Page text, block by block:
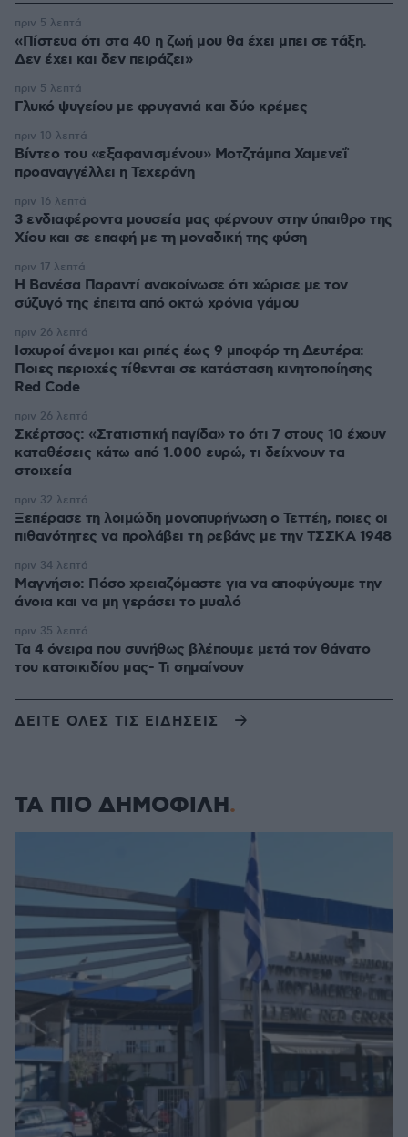
«Πίστευα ότι στα 40 η ζωή μου θα έχει μπει σε τάξη.
Δεν έχει και δεν πειράζει»
πριν 5 λεπτά
Γλυκό ψυγείου με φρυγανιά και δύο κρέμες
πριν 5 λεπτά
Βίντεο του «εξαφανισμένου» Μοτζτάμπα Χαμενεΐ
προαναγγέλλει η Τεχεράνη
πριν 10 λεπτά
3 ενδιαφέροντα μουσεία μας φέρνουν στην ύπαιθρο της
Χίου και σε επαφή με τη μοναδική της φύση
πριν 16 λεπτά
Η Βανέσα Παραντί ανακοίνωσε ότι χώρισε με τον
σύζυγό της έπειτα από οκτώ χρόνια γάμου
πριν 17 λεπτά
Ισχυροί άνεμοι και ριπές έως 9 μποφόρ τη Δευτέρα:
Ποιες περιοχές τίθενται σε κατάσταση κινητοποίησης
Red Code
πριν 26 λεπτά
Σκέρτσος: «Στατιστική παγίδα» το ότι 7 στους 10 έχουν
καταθέσεις κάτω από 1.000 ευρώ, τι δείχνουν τα
στοιχεία
πριν 26 λεπτά
Ξεπέρασε τη λοιμώδη μονοπυρήνωση ο Τεττέη, ποιες οι
πιθανότητες να προλάβει τη ρεβάνς με την ΤΣΣΚΑ 1948
πριν 32 λεπτά
Μαγνήσιο: Πόσο χρειαζόμαστε για να αποφύγουμε την
άνοια και να μη γεράσει το μυαλό
πριν 34 λεπτά
Τα 4 όνειρα που συνήθως βλέπουμε μετά τον θάνατο
του κατοικιδίου μας- Τι σημαίνουν
πριν 35 λεπτά
ΔΕΙΤΕ ΟΛΕΣ ΤΙΣ ΕΙΔΗΣΕΙΣ
ΤΑ ΠΙΟ ΔΗΜΟΦΙΛΗ